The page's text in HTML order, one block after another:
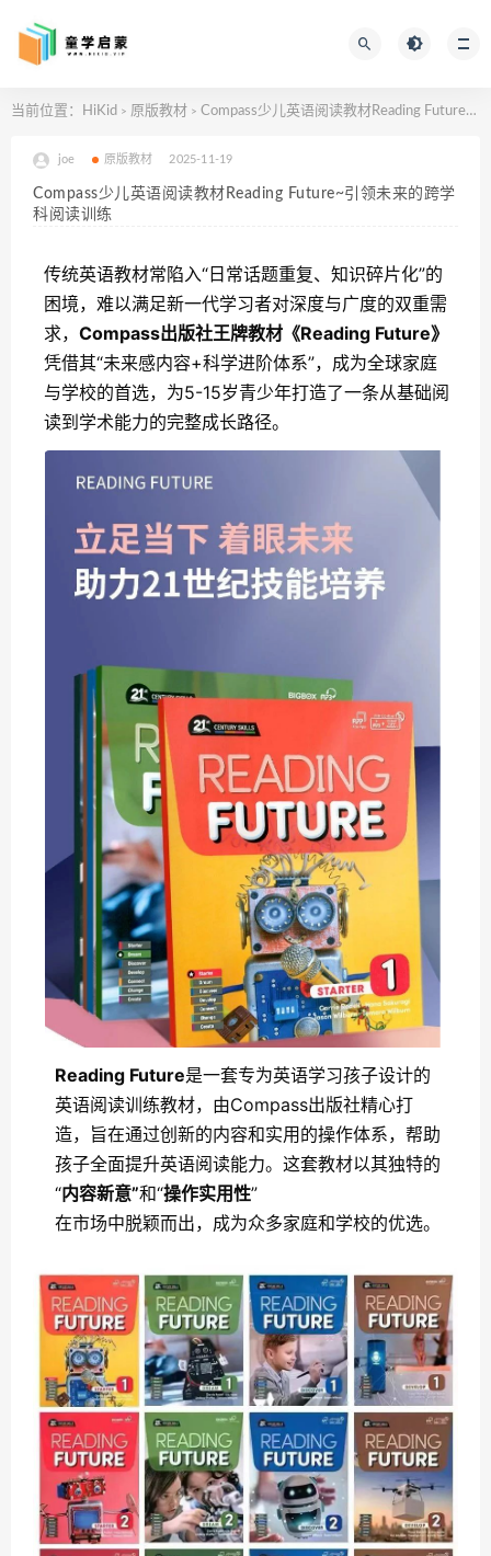
当前位置： HiKid > 原版教材 > Compass少儿英语阅读教材Reading Future~引领未来的跨学科阅读训练
joe 原版教材 2025-11-19
Compass少儿英语阅读教材Reading Future~引领未来的跨学
科阅读训练
传统英语教材常陷入“日常话题重复、知识碎片化”的
困境，难以满足新一代学习者对深度与广度的双重需
求， Compass出版社王牌教材《Reading Future》
凭借其“未来感内容+科学进阶体系”，成为全球家庭
与学校的首选，为5-15岁青少年打造了一条从基础阅
读到学术能力的完整成长路径。
Reading Future是一套专为英语学习孩子设计的
英语阅读训练教材，由Compass出版社精心打
造，旨在通过创新的内容和实用的操作体系，帮助
孩子全面提升英语阅读能力。这套教材以其独特的
“内容新意”和“操作实用性”
在市场中脱颖而出，成为众多家庭和学校的优选。